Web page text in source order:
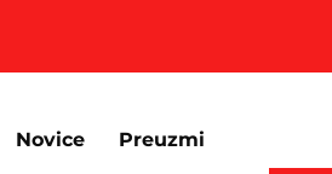
Novice Preuzmi